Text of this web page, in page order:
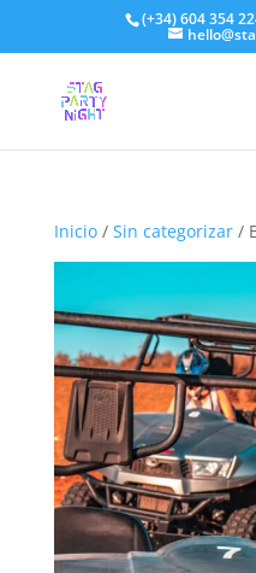
(+34) 604 354
Inicio/ Sin categorizar/